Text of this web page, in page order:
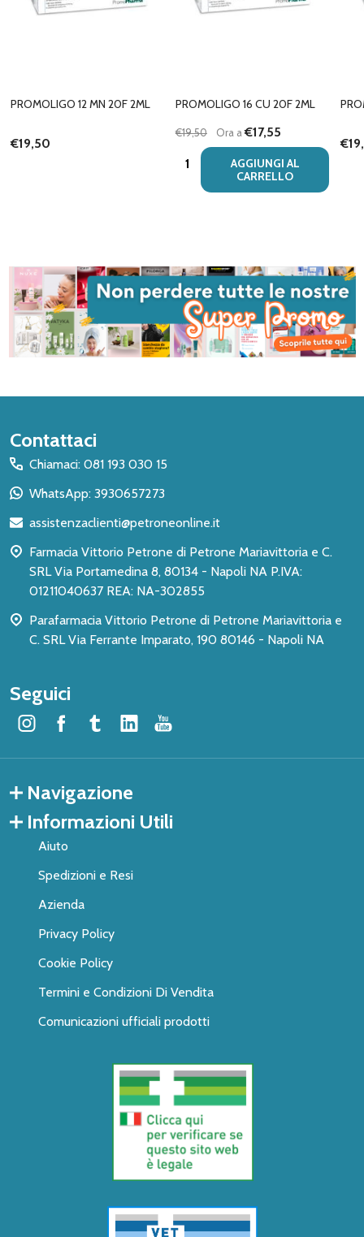
PROMOLIGO 12 MN 20F 2ML
€19,50
PROMOLIGO 16 CU 20F 2ML
€19,50 Ora a€17,55
Quantità:
AGGIUNGI AL
CARRELLO
Inizio
del
piè
pagina
Contattaci
Chiamaci: 081 193 030 15
WhatsApp: 3930657273
assistenzaclienti@petroneonline.it
Farmacia Vittorio Petrone di Petrone Mariavittoria e C.
SRL Via Portamedina 8, 80134 - Napoli NA P.IVA:
01211040637 REA: NA-302855
Parafarmacia Vittorio Petrone di Petrone Mariavittoria e
C. SRL Via Ferrante Imparato, 190 80146 - Napoli NA
Seguici
Navigazione
Informazioni Utili
Aiuto
Spedizioni e Resi
Azienda
Privacy Policy
Cookie Policy
Termini e Condizioni Di Vendita
Comunicazioni ufficiali prodotti